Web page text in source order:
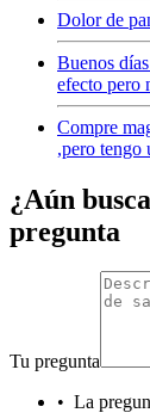
Dolor de
Buenos
efecto pero
Compre
,pero tengo
¿Aún
pregunta
Tu pregunta
• La